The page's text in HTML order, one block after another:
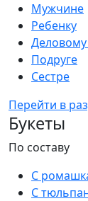
Мужчине
Ребенку
Подруге
Сестре
Перейти в
Букеты
По составу
С
С